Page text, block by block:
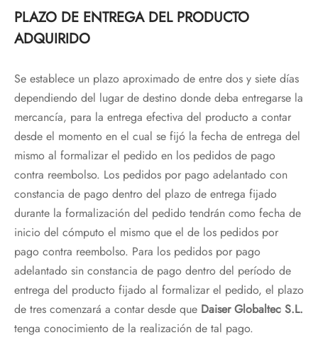
PLAZO DE ENTREGA DEL PRODUCTO
ADQUIRIDO
Se establece un plazo aproximado de entre dos y siete días
dependiendo del lugar de destino donde deba entregarse la
mercancía, para la entrega efectiva del producto a contar
desde el momento en el cual se fijó la fecha de entrega del
mismo al formalizar el pedido en los pedidos de pago
contra reembolso. Los pedidos por pago adelantado con
constancia de pago dentro del plazo de entrega fijado
durante la formalización del pedido tendrán como fecha de
inicio del cómputo el mismo que el de los pedidos por
pago contra reembolso. Para los pedidos por pago
adelantado sin constancia de pago dentro del período de
entrega del producto fijado al formalizar el pedido, el plazo
de tres comenzará a contar desde que Daiser Globaltec S.L.
tenga conocimiento de la realización de tal pago.